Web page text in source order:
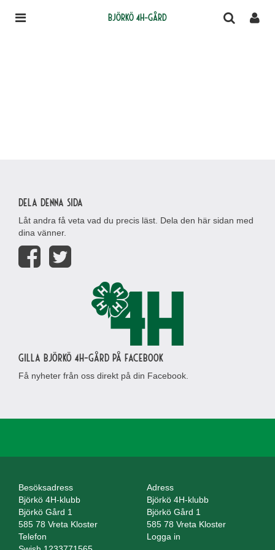
Björkö 4H-gård
Dela denna sida
Låt andra få veta vad du precis läst. Dela den här sidan med
dina vänner.
Gilla Björkö 4H-gård på Facebook
Få nyheter från oss direkt på din Facebook.
Besöksadress
Björkö 4H-klubb
Björkö Gård 1
585 78 Vreta Kloster
Adress
Björkö 4H-klubb
Björkö Gård 1
585 78 Vreta Kloster
Telefon
Logga in